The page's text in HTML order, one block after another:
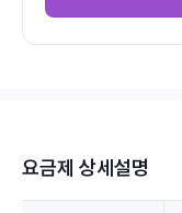
요금제 상세설명